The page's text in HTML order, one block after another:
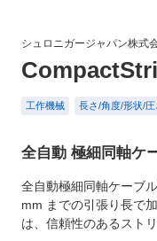
シュロニガージャパン株式
工作機械 長さ/角度/形状/圧
全自動 極細同軸ケ
全自動極細同軸ケーブ
mm までの引張り長で
は、信頼性のあるスト